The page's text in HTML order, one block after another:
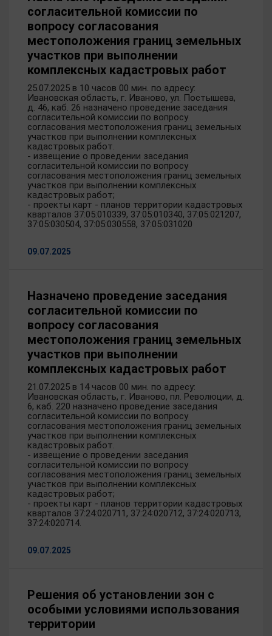
согласительной комиссии по
вопросу согласования
местоположения границ земельных
участков при выполнении
комплексных кадастровых работ
25.07.2025 в 10 часов 00 мин. по адресу:
Ивановская область, г. Иваново, ул. Постышева,
д. 46, каб. 26 назначено проведение заседания
согласительной комиссии по вопросу
согласования местоположения границ земельных
участков при выполнении комплексных
кадастровых работ.
- извещение о проведении заседания
согласительной комиссии по вопросу
согласования местоположения границ земельных
участков при выполнении комплексных
кадастровых работ;
- проекты карт - планов территории кадастровых
кварталов 37:05:010339, 37:05:010340, 37:05:021207,
37:05:030504, 37:05:030558, 37:05:031020
09.07.2025
Назначено проведение заседания
согласительной комиссии по
вопросу согласования
местоположения границ земельных
участков при выполнении
комплексных кадастровых работ
21.07.2025 в 14 часов 00 мин. по адресу:
Ивановская область, г. Иваново, пл. Революции, д.
6, каб. 220 назначено проведение заседания
согласительной комиссии по вопросу
согласования местоположения границ земельных
участков при выполнении комплексных
кадастровых работ.
- извещение о проведении заседания
согласительной комиссии по вопросу
согласования местоположения границ земельных
участков при выполнении комплексных
кадастровых работ;
- проекты карт - планов территории кадастровых
кварталов 37:24:020711, 37:24:020712, 37:24:020713,
37:24:020714.
09.07.2025
Решения об установлении зон с
особыми условиями использования
территории